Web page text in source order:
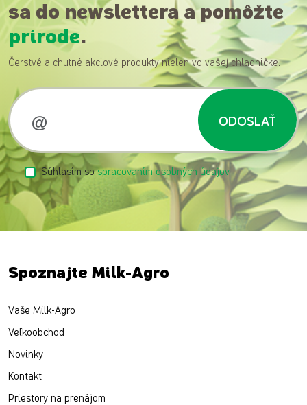
sa do newslettera a pomôžte
prírode.
Čerstvé a chutné akciové produkty nielen vo vašej chladničke.
ODOSLAŤ
Súhlasím sospracovaním osobných údajov
Spoznajte Milk-Agro
Vaše Milk-Agro
Veľkoobchod
Novinky
Kontakt
Priestory na prenájom